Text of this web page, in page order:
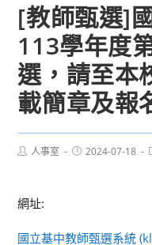
[教師甄選]
113學年度
選，請至本
載簡章及報
Post人事室
Post2024-07-18
網址:
國立基中教師甄選系統